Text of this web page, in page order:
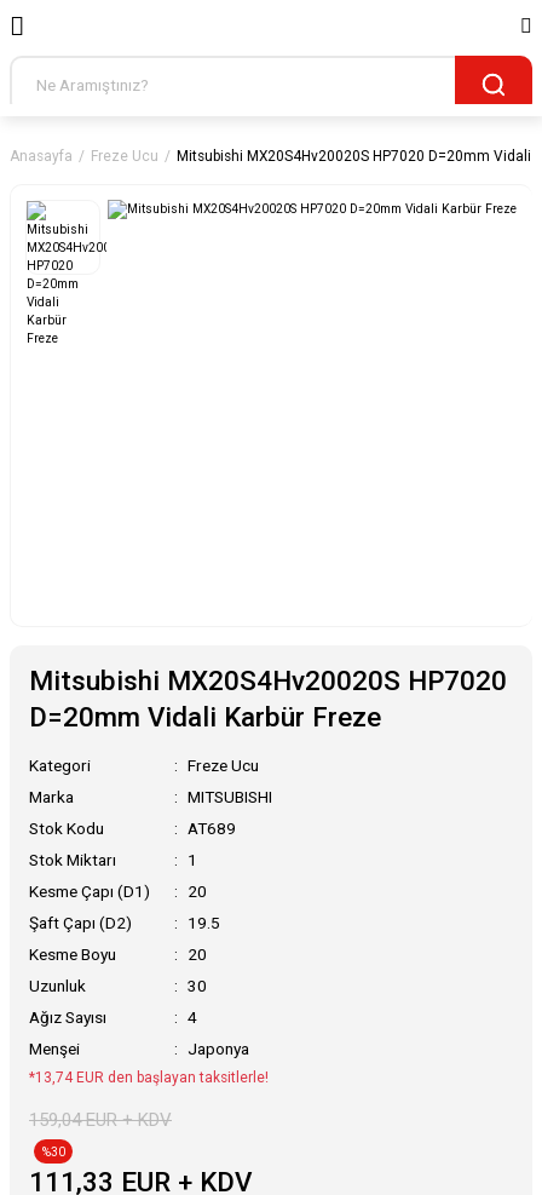
Anasayfa Freze Ucu Mitsubishi MX20S4Hv20020S HP7020 D=20mm Vidali
Mitsubishi MX20S4Hv20020S HP7020
D=20mm Vidali Karbür Freze
Kategori
Freze Ucu
Marka
MITSUBISHI
Stok Kodu
AT689
Stok Miktarı
1
Kesme Çapı (D1)
20
Şaft Çapı (D2)
19.5
Kesme Boyu
20
Uzunluk
30
Ağız Sayısı
4
Menşei
Japonya
*13,74 EUR den başlayan taksitlerle!
159,04 EUR + KDV
%30
111,33 EUR + KDV